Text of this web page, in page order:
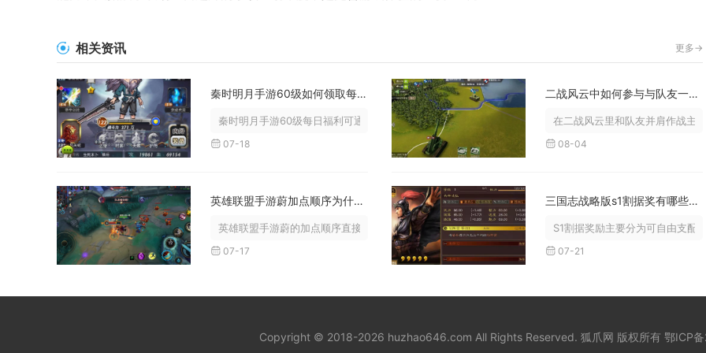
相关资讯 更多->
秦时明月手游60级如何领取每日福利
秦时明月手游60级每日福利可通过福利大厅、活跃度奖励、登录签...
07-18
二战风云中如何参与与队友一同战斗
在二战风云里和队友并肩作战主
08-04
英雄联盟手游蔚加点顺序为什么重要
英雄联盟手游蔚的加点顺序直接决定刷野效率、抓人成功率与团战容...
07-17
三国志战略版s1割据奖有哪些用途
S1割据奖励主要分为可自由支配
07-21
Copyright © 2018-2026 huzhao646.com All Rights Reserved. 狐爪网 版权所有 鄂ICP